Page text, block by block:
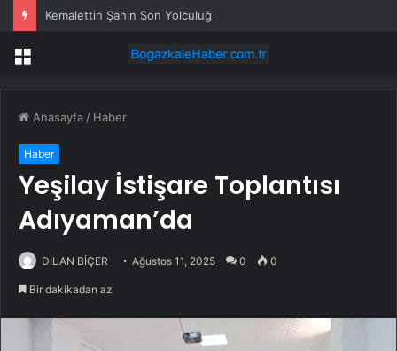
Kemalettin Şahin Son Yolculuğuna Uğurlandı
Menü
Anasayfa / Haber
Haber
Yeşilay İstişare Toplantısı
Adıyaman’da
DİLAN BİÇER Ağustos 11, 2025 0 0
Bir dakikadan az